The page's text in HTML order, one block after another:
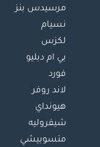
مرسيدس بنز
نسيام
لكزس
بي ام دبليو
فورد
لاند روفر
هيونداي
شيفروليه
متسوبيشي